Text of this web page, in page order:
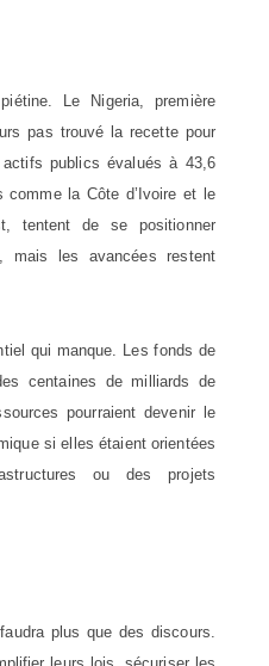
Le Nigeria, première
pas trouvé la recette pour
publics évalués à 43,6
la Côte d’Ivoire et le
tentent de se positionner
mais les avancées restent
qui manque. Les fonds de
centaines de milliards de
pourraient devenir le
si elles étaient orientées
ou des projets
plus que des discours.
leurs lois, sécuriser les